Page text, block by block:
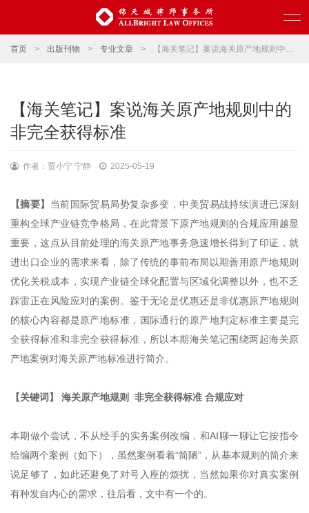
首页 > 出版刊物 > 专业文章 > 【海关笔记】案说海关原产地规则中的非完全获得标准
【海关笔记】案说海关原产地规则中的
非完全获得标准
作者：贾小宁 宁静 2025-05-19
【摘要】 当前国际贸易局势复杂多变，中美贸易战持续演进已深刻
重构全球产业链竞争格局，在此背景下原产地规则的合规应用越显
重要，这点从目前处理的海关原产地事务急速增长得到了印证，就
进出口企业的需求来看，除了传统的事前布局以期善用原产地规则
优化关税成本，实现产业链全球化配置与区域化调整以外，也不乏
踩雷正在风险应对的案例。鉴于无论是优惠还是非优惠原产地规则
的核心内容都是原产地标准，国际通行的原产地判定标准主要是完
全获得标准和非完全获得标准，所以本期海关笔记围绕两起海关原
产地案例对海关原产地标准进行简介。
【关键词】 海关原产地规则 非完全获得标准 合规应对
本期做个尝试，不从经手的实务案例改编，和AI聊一聊让它按指令
给编两个案例（如下），虽然案例看着“简陋”，从基本规则的简介来
说足够了，如此还避免了对号入座的烦扰，当然如果你对真实案例
有种发自内心的需求，往后看，文中有一个的。